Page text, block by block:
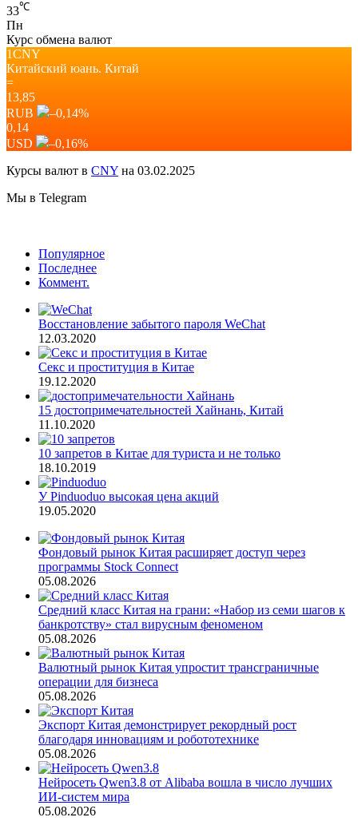
33℃
Пн
Курс обмена валют
1CNY
Китайский юань. Китай
=
13,85
RUB
–0,14%
0,14
USD
–0,16%
Курсы валют в CNY на 03.02.2025
Мы в Telegram
Популярное
Последнее
Коммент.
Восстановление забытого пароля WeChat
12.03.2020
Секс и проституция в Китае
19.12.2020
15 достопримечательностей Хайнань, Китай
11.10.2020
10 запретов в Китае для туриста и не только
18.10.2019
У Pinduoduo высокая цена акций
19.05.2020
Фондовый рынок Китая расширяет доступ через
программы Stock Connect
05.08.2026
Средний класс Китая на грани: «Набор из семи шагов к
банкротству» стал вирусным феноменом
05.08.2026
Валютный рынок Китая упростит трансграничные
операции для бизнеса
05.08.2026
Экспорт Китая демонстрирует рекордный рост
благодаря инновациям и робототехнике
05.08.2026
Нейросеть Qwen3.8 от Alibaba вошла в число лучших
ИИ-систем мира
05.08.2026